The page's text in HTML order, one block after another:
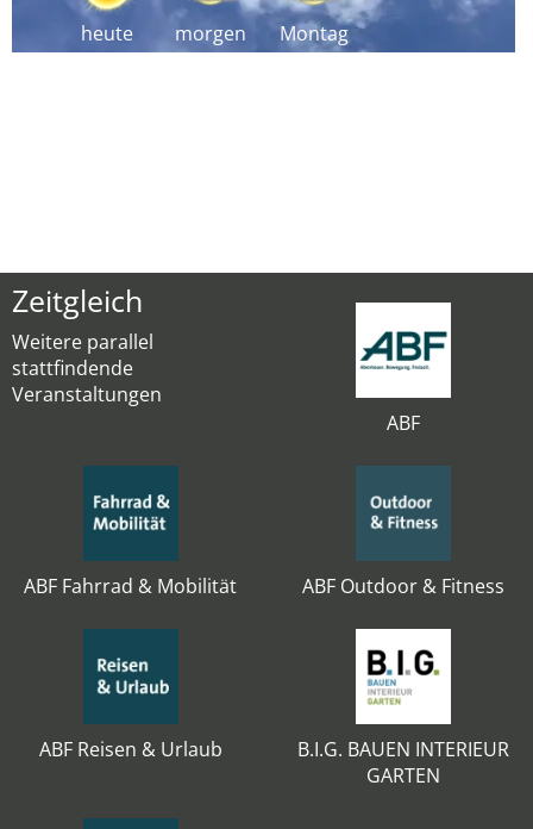
heute morgen Montag
Zeitgleich
Weitere parallel
stattfindende
Veranstaltungen
ABF
ABF Fahrrad & Mobilität ABF Outdoor & Fitness
ABF Reisen & Urlaub
B.I.G. BAUEN INTERIEUR
GARTEN